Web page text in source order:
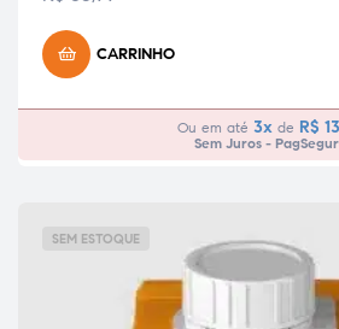
CARRINHO
Ou em até 3x de R$
Sem Juros -
SEM ESTOQUE